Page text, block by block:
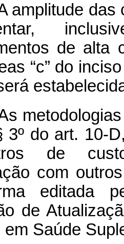
amplitude das
de alta
“c” do
3º do art. 10-
de
com
editada
de
em Saúde